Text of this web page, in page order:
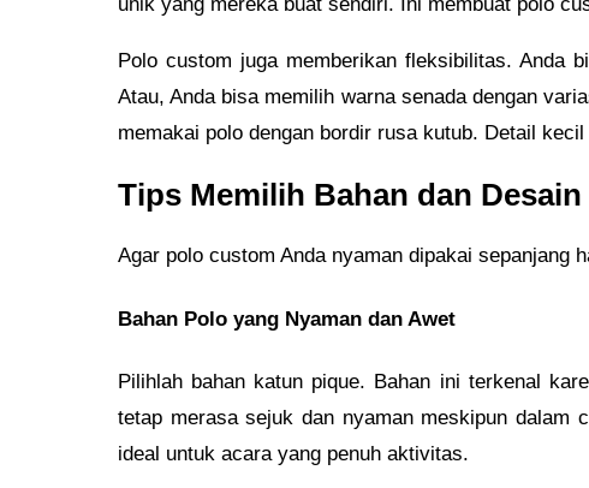
Polo custom juga memberikan fleksibilitas. Anda
Atau, Anda bisa memilih warna senada dengan
memakai polo dengan bordir rusa kutub. Detail
Tips Memilih Bahan dan
Agar polo custom Anda nyaman dipakai sepanjang
Bahan Polo yang Nyaman dan Awet
Pilihlah bahan katun pique. Bahan ini terkenal
tetap merasa sejuk dan nyaman meskipun dalam
ideal untuk acara yang penuh aktivitas.